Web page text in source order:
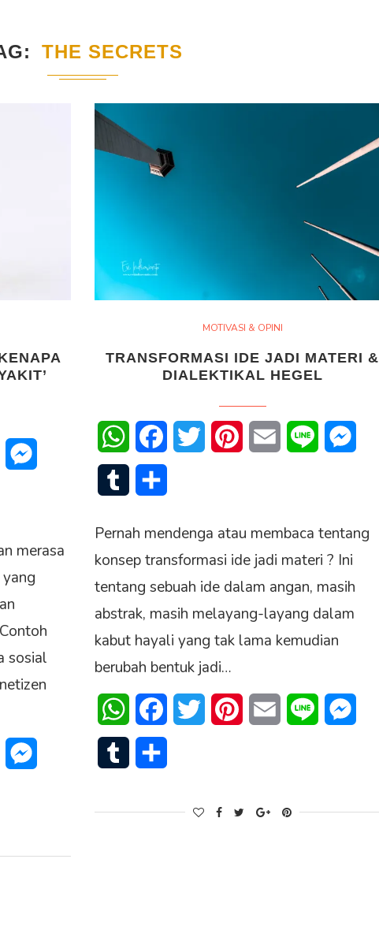
THE SECRETS
Line Messenger
merasa
sosial
Line
MOTIVASI & OPINI
TRANSFORMASI IDE JADI MATERI &
DIALEKTIKAL HEGEL
WhatsAppFacebookTwitter PinterestEmail Line
Tumblr
Pernah mendenga atau membaca tentang
konsep transformasi ide jadi materi ? Ini
tentang sebuah ide dalam angan, masih
abstrak, masih melayang-layang dalam
kabut hayali yang tak lama kemudian
berubah bentuk jadi…
WhatsAppFacebookTwitter PinterestEmail Line
Tumblr